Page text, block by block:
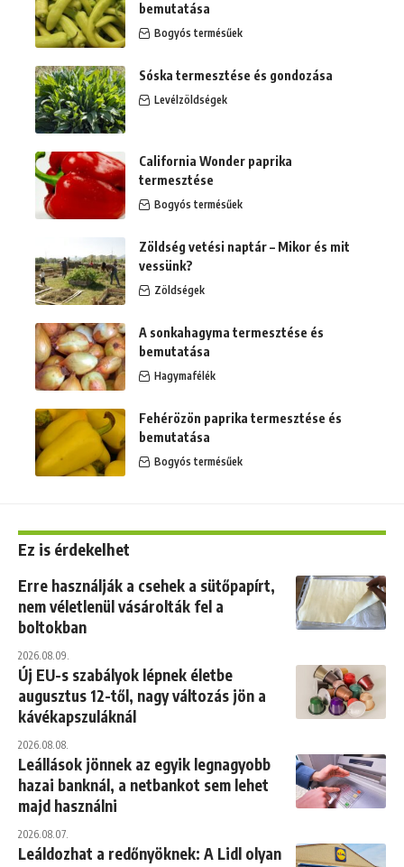
bemutatása
Bogyós termésűek
Sóska termesztése és gondozása
Levélzöldségek
California Wonder paprika
termesztése
Bogyós termésűek
Zöldség vetési naptár – Mikor és mit
vessünk?
Zöldségek
A sonkahagyma termesztése és
bemutatása
Hagymafélék
Fehérözön paprika termesztése és
bemutatása
Bogyós termésűek
Ez is érdekelhet
Erre használják a csehek a sütőpapírt,
nem véletlenül vásárolták fel a
boltokban
2026.08.09.
Új EU-s szabályok lépnek életbe
augusztus 12-től, nagy változás jön a
kávékapszuláknál
2026.08.08.
Leállások jönnek az egyik legnagyobb
hazai banknál, a netbankot sem lehet
majd használni
2026.08.07.
Leáldozhat a redőnyöknek: A Lidl olyan